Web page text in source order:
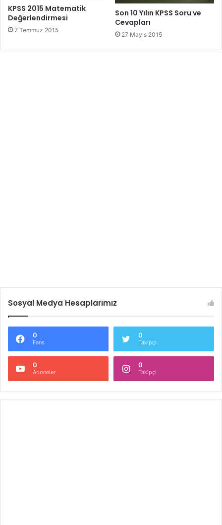
KPSS 2015 Matematik
Değerlendirmesi
7 Temmuz 2015
Son 10 Yılın KPSS Soru ve
Cevapları
27 Mayıs 2015
Sosyal Medya Hesaplarımız
0
Fans
0
Takipçi
0
Aboneler
0
Takipçi